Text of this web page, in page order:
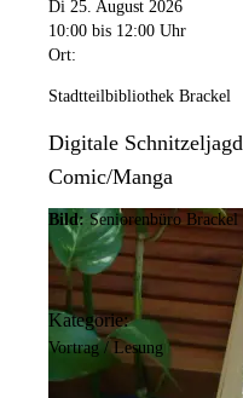
Di 25. August 2026
10:00 bis 12:00 Uhr
Ort:
Stadtteilbibliothek Brackel
Digitale
Comic/Manga
Bild: Seniorenbüro Brackel
Kategorie:
Vortrag / Lesung